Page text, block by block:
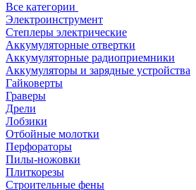
Все категории
Электроинструмент
Степлеры электрические
Аккумуляторные отвертки
Аккумуляторные радиоприемники
Аккумуляторы и зарядные устройства
Гайковерты
Граверы
Дрели
Лобзики
Отбойные молотки
Перфораторы
Пилы-ножовки
Плиткорезы
Строительные фены